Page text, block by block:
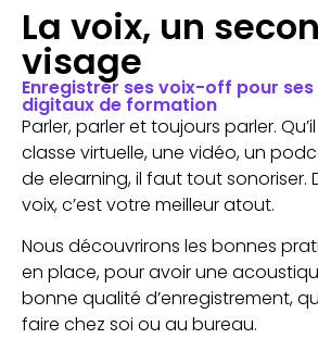
La voix, un
visage
Enregistrer ses voix-off pour
digitaux de formation
Parler, parler et toujours parler. Qu’il
classe virtuelle, une vidéo, un
de elearning, il faut tout sonoriser.
voix, c’est votre meilleur atout.
Nous découvrirons les bonnes
en place, pour avoir une
bonne qualité d’enregistrement,
faire chez soi ou au bureau.